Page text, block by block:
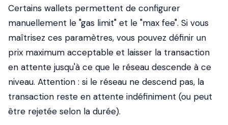
Certains wallets permettent de configurer
manuellement le "gas limit" et le "max fee". Si vous
maîtrisez ces paramètres, vous pouvez définir un
prix maximum acceptable et laisser la transaction
en attente jusqu'à ce que le réseau descende à ce
niveau. Attention : si le réseau ne descend pas, la
transaction reste en attente indéfiniment (ou peut
être rejetée selon la durée).